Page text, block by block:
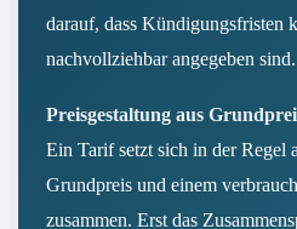
darauf, dass Kündigungsfristen
nachvollziehbar angegeben sind.
Preisgestaltung aus
Ein Tarif setzt sich in der Regel
Grundpreis und einem
zusammen. Erst das